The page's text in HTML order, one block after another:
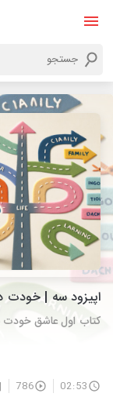
اپیزود سه | خودت
کتاب اول عاشق
02:53
786